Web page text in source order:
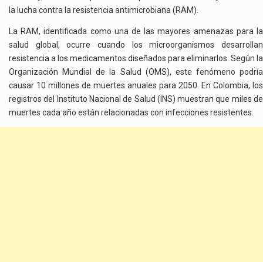
la lucha contra la resistencia antimicrobiana (RAM).
La RAM, identificada como una de las mayores amenazas para la
salud global, ocurre cuando los microorganismos desarrollan
resistencia a los medicamentos diseñados para eliminarlos. Según la
Organización Mundial de la Salud (OMS), este fenómeno podría
causar 10 millones de muertes anuales para 2050. En Colombia, los
registros del Instituto Nacional de Salud (INS) muestran que miles de
muertes cada año están relacionadas con infecciones resistentes.